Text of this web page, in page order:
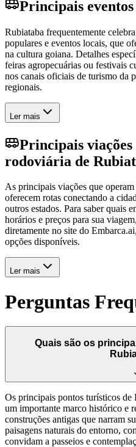
Principais
Rubiataba frequentemente
populares e eventos locais, que
na cultura goiana. Detalhes
feiras agropecuárias ou festivais
nos canais oficiais de turismo da
regionais.
Ler mais
Principais
rodoviária de
As principais viações que
oferecem rotas conectando a
outros estados. Para saber quais
horários e preços para sua
diretamente no site do
opções disponíveis.
Ler mais
Perguntas
Quais são os
Os principais pontos turísticos
um importante marco histórico e
construções antigas que narram
paisagens naturais do entorno,
convidam a passeios e